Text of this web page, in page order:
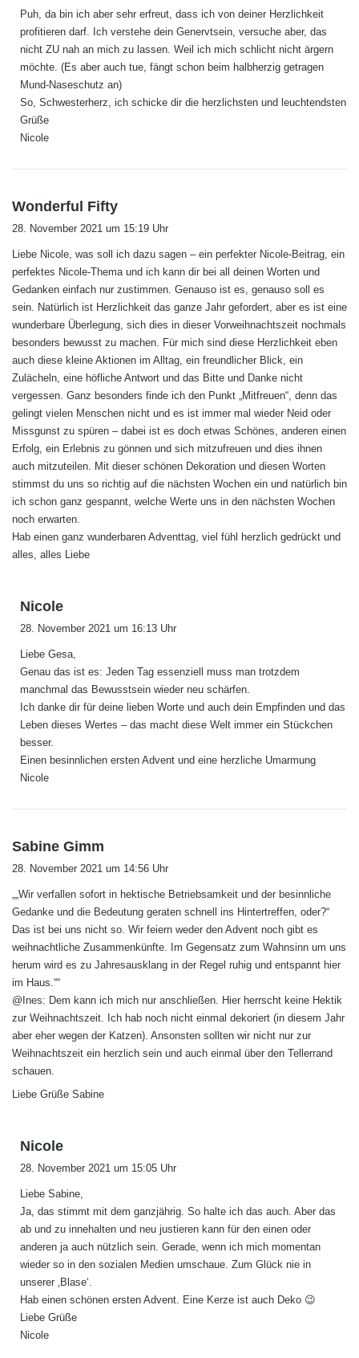
t
:
Puh, da bin ich aber sehr erfreut, dass ich von deiner Herzlichkeit
profitieren darf. Ich verstehe dein Genervtsein, versuche aber, das
nicht ZU nah an mich zu lassen. Weil ich mich schlicht nicht ärgern
möchte. (Es aber auch tue, fängt schon beim halbherzig getragen
Mund-Naseschutz an)
So, Schwesterherz, ich schicke dir die herzlichsten und leuchtendsten
Grüße
Nicole
Wonderful Fifty
t
:
28. November 2021 um 15:19 Uhr
Liebe Nicole, was soll ich dazu sagen – ein perfekter Nicole-Beitrag, ein
perfektes Nicole-Thema und ich kann dir bei all deinen Worten und
Gedanken einfach nur zustimmen. Genauso ist es, genauso soll es
sein. Natürlich ist Herzlichkeit das ganze Jahr gefordert, aber es ist eine
wunderbare Überlegung, sich dies in dieser Vorweihnachtszeit nochmals
besonders bewusst zu machen. Für mich sind diese Herzlichkeit eben
auch diese kleine Aktionen im Alltag, ein freundlicher Blick, ein
Zulächeln, eine höfliche Antwort und das Bitte und Danke nicht
vergessen. Ganz besonders finde ich den Punkt „Mitfreuen“, denn das
gelingt vielen Menschen nicht und es ist immer mal wieder Neid oder
Missgunst zu spüren – dabei ist es doch etwas Schönes, anderen einen
Erfolg, ein Erlebnis zu gönnen und sich mitzufreuen und dies ihnen
auch mitzuteilen. Mit dieser schönen Dekoration und diesen Worten
stimmst du uns so richtig auf die nächsten Wochen ein und natürlich bin
ich schon ganz gespannt, welche Werte uns in den nächsten Wochen
noch erwarten.
Hab einen ganz wunderbaren Adventtag, viel fühl herzlich gedrückt und
alles, alles Liebe
Nicole
t
:
28. November 2021 um 16:13 Uhr
Liebe Gesa,
Genau das ist es: Jeden Tag essenziell muss man trotzdem
manchmal das Bewusstsein wieder neu schärfen.
Ich danke dir für deine lieben Worte und auch dein Empfinden und das
Leben dieses Wertes – das macht diese Welt immer ein Stückchen
besser.
Einen besinnlichen ersten Advent und eine herzliche Umarmung
Nicole
Sabine Gimm
t
:
28. November 2021 um 14:56 Uhr
„„Wir verfallen sofort in hektische Betriebsamkeit und der besinnliche
Gedanke und die Bedeutung geraten schnell ins Hintertreffen, oder?“
Das ist bei uns nicht so. Wir feiern weder den Advent noch gibt es
weihnachtliche Zusammenkünfte. Im Gegensatz zum Wahnsinn um uns
herum wird es zu Jahresausklang in der Regel ruhig und entspannt hier
im Haus.““
@Ines: Dem kann ich mich nur anschließen. Hier herrscht keine Hektik
zur Weihnachtszeit. Ich hab noch nicht einmal dekoriert (in diesem Jahr
aber eher wegen der Katzen). Ansonsten sollten wir nicht nur zur
Weihnachtszeit ein herzlich sein und auch einmal über den Tellerrand
schauen.
Liebe Grüße Sabine
Nicole
t
:
28. November 2021 um 15:05 Uhr
Liebe Sabine,
Ja, das stimmt mit dem ganzjährig. So halte ich das auch. Aber das
ab und zu innehalten und neu justieren kann für den einen oder
anderen ja auch nützlich sein. Gerade, wenn ich mich momentan
wieder so in den sozialen Medien umschaue. Zum Glück nie in
unserer ‚Blase‘.
Hab einen schönen ersten Advent. Eine Kerze ist auch Deko 😉
Liebe Grüße
Nicole